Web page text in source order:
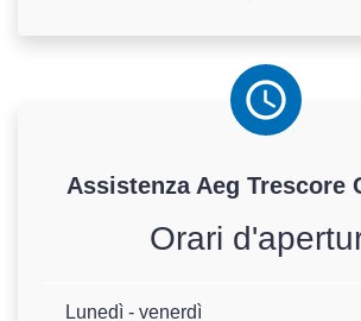
Assistenza Aeg Trescore
Orari
Lunedì - venerdì